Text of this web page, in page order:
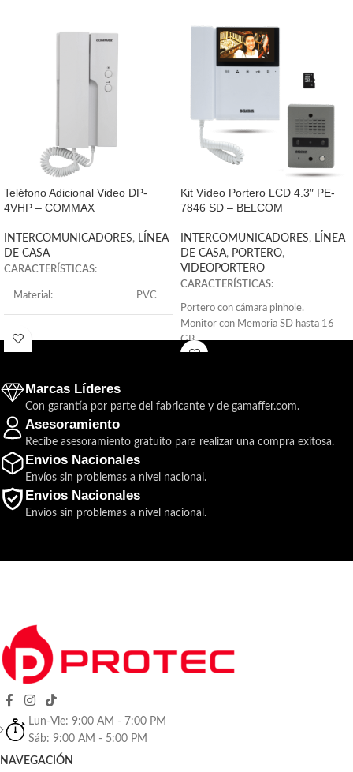
Teléfono Adicional Video DP-
4VHP – COMMAX
INTERCOMUNICADORES, LÍNEA
DE CASA
CARACTERÍSTICAS:
Material: PVC
Garantía:
Cuenta con pantalla: No
Color: Blanco
Incluye: Intercomunicador
Ancho:
Alto: 5 cm
integrado:
Kit Vídeo Portero LCD 4.3″ PE-
7846 SD – BELCOM
INTERCOMUNICADORES, LÍNEA
DE CASA, PORTERO,
VIDEOPORTERO
CARACTERÍSTICAS:
Portero con cámara pinhole.
Monitor con Memoria SD hasta 16
GB
Monitores y 1 Intercomunicador.
Distancia máxima 100m.
Activa Cerradura Eléctrica con
Marcas Líderes
Con garantía por parte del fabricante y de gamaffer.com.
Asesoramiento
Recibe asesoramiento gratuito para realizar una compra exitosa.
Envios Nacionales
Envíos sin problemas a nivel nacional.
Envios Nacionales
Envíos sin problemas a nivel nacional.
Lun-Vie: 9:00 AM - 7:00 PM
Sáb: 9:00 AM - 5:00 PM
NAVEGACIÓN